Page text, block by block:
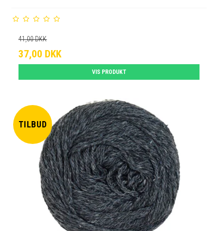
41,00 DKK
37,00 DKK
VIS PRODUKT
TILBUD